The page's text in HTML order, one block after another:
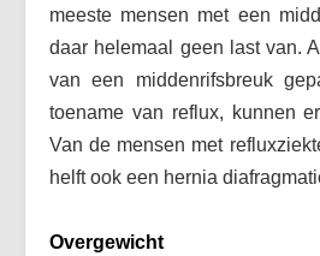
meeste mensen met een
daar helemaal geen last van.
van een middenrifsbreuk
toename van reflux, kunnen
Van de mensen met
helft ook een hernia
Overgewicht